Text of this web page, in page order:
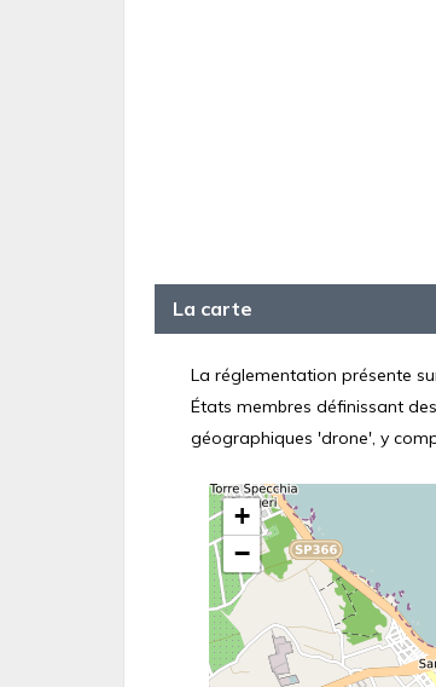
La carte
La réglementation présente
États membres définissant
géographiques 'drone', y